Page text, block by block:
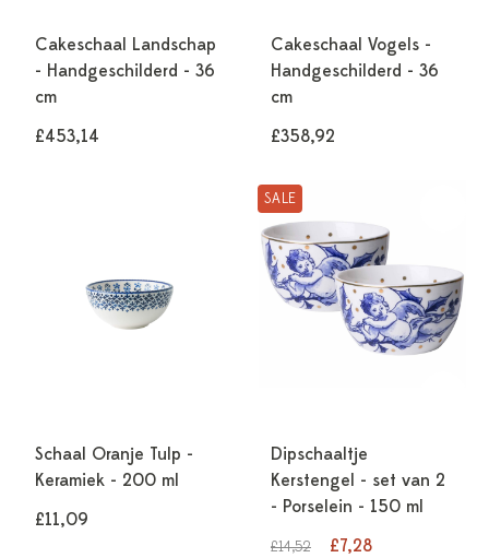
Cakeschaal Landschap
- Handgeschilderd - 36
cm
£453,14
Cakeschaal Vogels -
Handgeschilderd - 36
cm
£358,92
Schaal Oranje Tulp -
Keramiek - 200 ml
£11,09
SALE
Dipschaaltje
Kerstengel - set van 2
- Porselein - 150 ml
£14,52 £7,28